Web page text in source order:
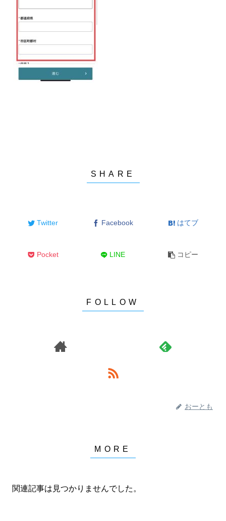
Twitter Facebook はてブ
Pocket LINE コピー
おーとも
関連記事は見つかりませんでした。